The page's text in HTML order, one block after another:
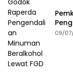
FGD
09/